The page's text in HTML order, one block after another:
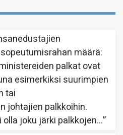
määrä:
palkat ovat
esimerkiksi suurimpien
tai
johtajien palkkoihin.
joku järki palkkojen…”